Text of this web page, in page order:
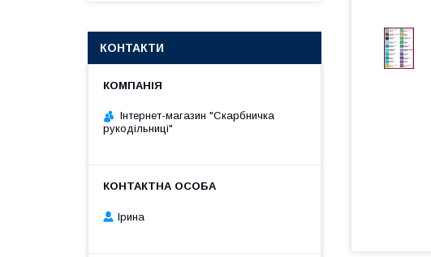
КОНТАКТИ
Інтернет-магазин "Скарбничка
рукодільниці"
Ірина